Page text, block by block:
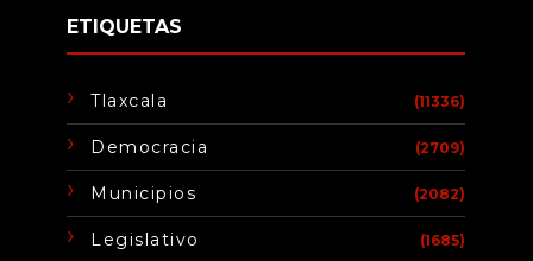
ETIQUETAS
Tlaxcala (11336)
Democracia (2709)
Municipios (2082)
Legislativo (1685)